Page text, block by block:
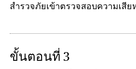
สำรวจภัยเข้าตรวจสอบความเสีย
ขั้นตอนที่ 3